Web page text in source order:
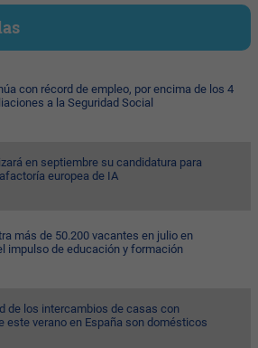
con récord de empleo, por encima de los 4
a la Seguridad Social
en septiembre su candidatura para
europea de IA
más de 50.200 vacantes en julio en
impulso de educación y formación
de los intercambios de casas con
este verano en España son domésticos